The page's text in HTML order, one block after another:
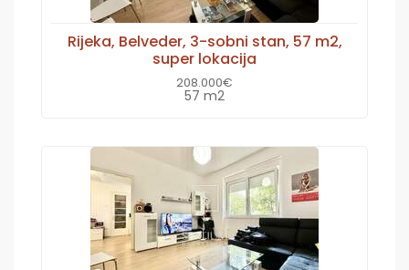
Rijeka, Belveder, 3-sobni stan, 57 m2,
super lokacija
208.000€
57 m2